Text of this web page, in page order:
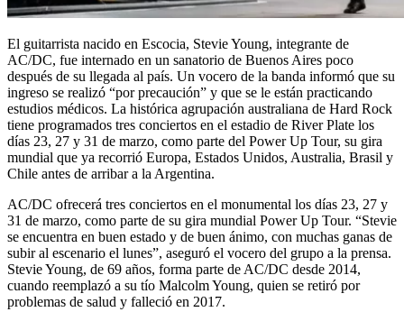
El guitarrista nacido en Escocia, Stevie Young, integrante de
AC/DC, fue internado en un sanatorio de Buenos Aires poco
después de su llegada al país. Un vocero de la banda informó que su
ingreso se realizó “por precaución” y que se le están practicando
estudios médicos. La histórica agrupación australiana de Hard Rock
tiene programados tres conciertos en el estadio de River Plate los
días 23, 27 y 31 de marzo, como parte del Power Up Tour, su gira
mundial que ya recorrió Europa, Estados Unidos, Australia, Brasil y
Chile antes de arribar a la Argentina.
AC/DC ofrecerá tres conciertos en el monumental los días 23, 27 y
31 de marzo, como parte de su gira mundial Power Up Tour. “Stevie
se encuentra en buen estado y de buen ánimo, con muchas ganas de
subir al escenario el lunes”, aseguró el vocero del grupo a la prensa.
Stevie Young, de 69 años, forma parte de AC/DC desde 2014,
cuando reemplazó a su tío Malcolm Young, quien se retiró por
problemas de salud y falleció en 2017.